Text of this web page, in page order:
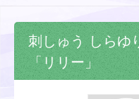
刺しゅう しらゆ
「リリー」